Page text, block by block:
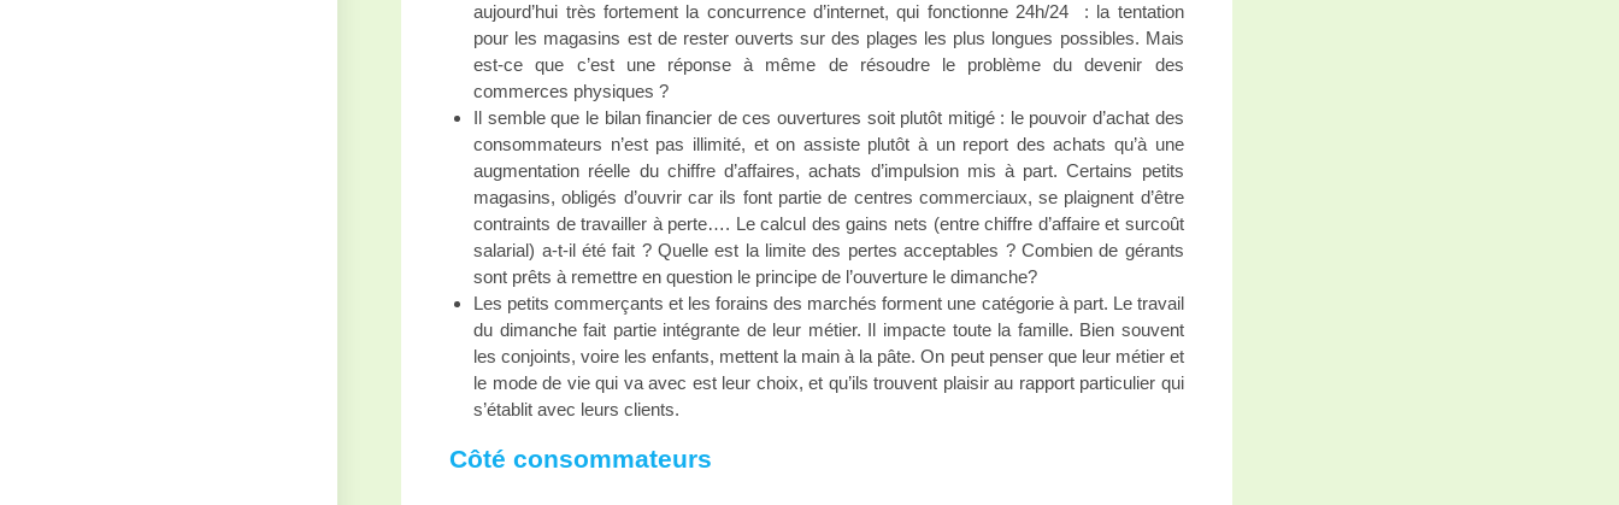
aujourd’hui très fortement la concurrence d’internet, qui fonctionne 24h/24 : la tentation
pour les magasins est de rester ouverts sur des plages les plus longues possibles. Mais
est-ce que c’est une réponse à même de résoudre le problème du devenir des
commerces physiques ?
Il semble que le bilan financier de ces ouvertures soit plutôt mitigé : le pouvoir d’achat des
consommateurs n’est pas illimité, et on assiste plutôt à un report des achats qu’à une
augmentation réelle du chiffre d’affaires, achats d’impulsion mis à part. Certains petits
magasins, obligés d’ouvrir car ils font partie de centres commerciaux, se plaignent d’être
contraints de travailler à perte…. Le calcul des gains nets (entre chiffre d’affaire et surcoût
salarial) a-t-il été fait ? Quelle est la limite des pertes acceptables ? Combien de gérants
sont prêts à remettre en question le principe de l’ouverture le dimanche?
Les petits commerçants et les forains des marchés forment une catégorie à part. Le travail
du dimanche fait partie intégrante de leur métier. Il impacte toute la famille. Bien souvent
les conjoints, voire les enfants, mettent la main à la pâte. On peut penser que leur métier et
le mode de vie qui va avec est leur choix, et qu’ils trouvent plaisir au rapport particulier qui
s’établit avec leurs clients.
Côté consommateurs